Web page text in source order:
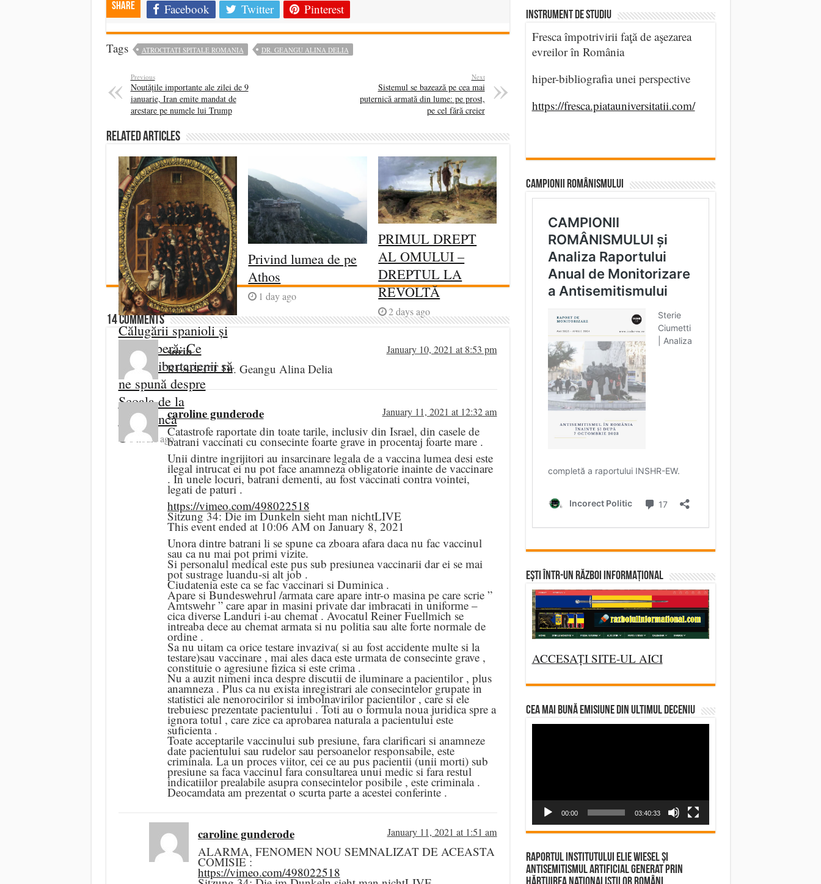
Share Facebook Twitter Pinterest
Tags ATROCITATI SPITALE ROMANIA DR. GEANGU ALINA DELIA
Previous
Noutățile importante ale zilei de 9
ianuarie, Iran emite mandat de
arestare pe numele lui Trump
Next
Sistemul se bazează pe cea mai
puternică armată din lume: pe prost,
pe cel fără creier
Related Articles
Călugării spanioli și
piața liberă: Ce
„uită” libertarienii să
ne spună despre
Școala de la
Salamanca
8 hours ago
Privind lumea de pe
Athos
1 day ago
PRIMUL DREPT
AL OMULUI –
DREPTUL LA
REVOLTĂ
2 days ago
14 comments
sorin January 10, 2021 at 8:53 pm
RESPECT Dr. Geangu Alina Delia
caroline gunderode January 11, 2021 at 12:32 am
Catastrofe raportate din toate tarile, inclusiv din Israel, din casele de
batrani vaccinati cu consecinte foarte grave in procentaj foarte mare .
Unii dintre ingrijitori au insarcinare legala de a vaccina lumea desi este
ilegal intrucat ei nu pot face anamneza obligatorie inainte de vaccinare
. In unele locuri, batrani dementi, au fost vaccinati contra vointei,
legati de paturi .
https://vimeo.com/498022518
Sitzung 34: Die im Dunkeln sieht man nichtLIVE
This event ended at 10:06 AM on January 8, 2021
Unora dintre batrani li se spune ca zboara afara daca nu fac vaccinul
sau ca nu mai pot primi vizite.
Si personalul medical este pus sub presiunea vaccinarii dar ei se mai
pot sustrage luandu-si alt job .
Ciudatenia este ca se fac vaccinari si Duminica .
Apare si Bundeswehrul /armata care apare intr-o masina pe care scrie ”
Amtswehr ” care apar in masini private dar imbracati in uniforme –
cica diverse Landuri i-au chemat . Avocatul Reiner Fuellmich se
intreaba dece au chemat armata si nu politia sau alte forte normale de
ordine .
Sa nu uitam ca orice testare invaziva( si au fost accidente multe si la
testare)sau vaccinare , mai ales daca este urmata de consecinte grave ,
constituie o agresiune fizica si este crima .
Nu a auzit nimeni inca despre discutii de iluminare a pacientilor , plus
anamneza . Plus ca nu exista inregistrari ale consecintelor grupate in
statistici ale nenorocirilor si imbolnavirilor pacientilor , care si ele
trebuiesc prezentate pacientului . Toti au o formula noua juridica spre a
ignora totul , care zice ca aprobarea naturala a pacientului este
suficienta .
Toate acceptarile vaccinului sub presiune, fara clarificari si anamneze
date pacientului sau rudelor sau persoanelor responsabile, este
criminala. La un proces viitor, cei ce au pus pacientii (unii morti) sub
presiune sa faca vaccinul fara consultarea unui medic si fara restul
indicatiilor prealabile asupra consecintelor posibile , este criminala .
Deocamdata am prezentat o scurta parte a acestei conferinte .
caroline gunderode January 11, 2021 at 1:51 am
ALARMA, FENOMEN NOU SEMNALIZAT DE ACEASTA
COMISIE :
https://vimeo.com/498022518
INSTRUMENT DE STUDIU
Fresca împotrivirii faţă de aşezarea
evreilor în România
hiper-bibliografia unei perspective
https://fresca.piatauniversitatii.com/
CAMPIONII ROMÂNISMULUI
Ești într-un RĂZBOI INFORMAȚIONAL
ACCESAȚI SITE-UL AICI
CEA MAI BUNĂ EMISIUNE DIN ULTIMUL DECENIU
00:00 03:40:33
Raportul Institutului Elie Wiesel și
Antisemitismul Artificial Generat prin